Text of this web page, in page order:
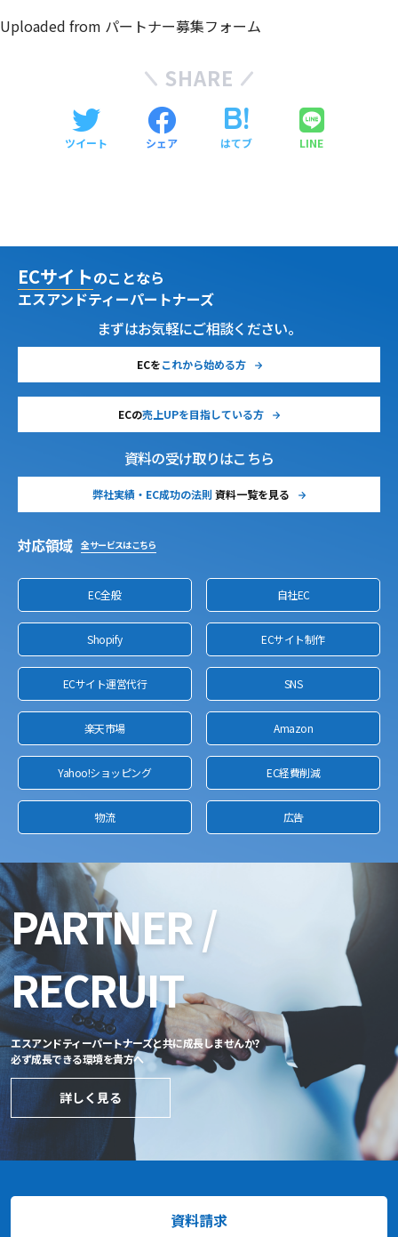
Uploaded from パートナー募集フォーム
SHARE
ツイート シェア はてブ LINE
ECサイトのことなら
エスアンドティーパートナーズ
まずはお気軽にご相談ください。
ECをこれから始める方
ECの売上UPを目指している方
資料の受け取りはこちら
弊社実績・EC成功の法則 資料一覧を見る
対応領域 全サービスはこちら
EC全般 自社EC
Shopify ECサイト制作
ECサイト運営代行 SNS
楽天市場 Amazon
Yahoo!ショッピング EC経費削減
物流 広告
PARTNER /
RECRUIT
エスアンドティーパートナーズと共に成長しませんか?
必ず成長できる環境を貴方へ
詳しく見る
資料請求